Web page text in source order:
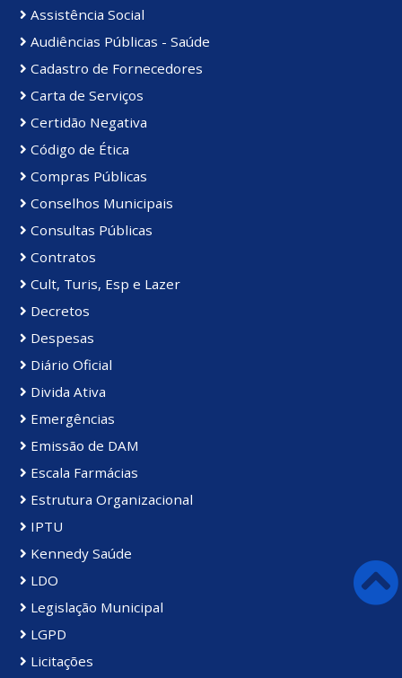
Assistência Social
Audiências Públicas - Saúde
Cadastro de Fornecedores
Carta de Serviços
Certidão Negativa
Código de Ética
Compras Públicas
Conselhos Municipais
Consultas Públicas
Contratos
Cult, Turis, Esp e Lazer
Decretos
Despesas
Diário Oficial
Divida Ativa
Emergências
Emissão de DAM
Escala Farmácias
Estrutura Organizacional
IPTU
Kennedy Saúde
LDO
Legislação Municipal
LGPD
Licitações